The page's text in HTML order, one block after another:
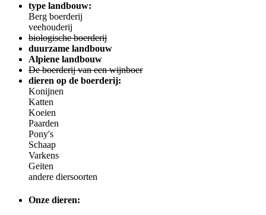
type landbouw:
Berg boerderij
veehouderij
biologische boerderij
duurzame landbouw
Alpiene landbouw
De boerderij van een wijnboer
dieren op de boerderij:
Konijnen
Katten
Koeien
Paarden
Pony's
Schaap
Varkens
Geiten
andere diersoorten
Onze dieren: